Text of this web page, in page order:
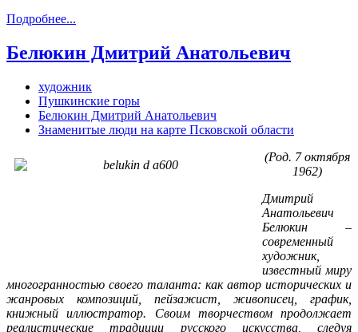
Подробнее...
Белюкин Дмитрий Анатольевич
художник
Пушкинские горы
Белюкин Дмитрий Анатольевич
Знаменитые люди на карте Псковской области
(Род. 7 октября
1962)
Дмитрий
Анатольевич
Белюкин –
современный
художник,
известный миру
многогранностью своего таланта: как автор исторических и
жанровых композиций, пейзажист, живописец, график,
книжный иллюстратор. Своим творчеством продолжает
реалистические традиции русского искусства, следуя